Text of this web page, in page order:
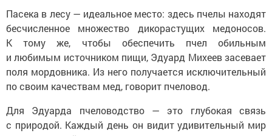
Пасека в лесу — идеальное место: здесь пчелы находят
бесчисленное множество дикорастущих медоносов.
К тому же, чтобы обеспечить пчел обильным
и любимым источником пищи, Эдуард Михеев засевает
поля мордовника. Из него получается исключительный
по своим качествам мед, говорит пчеловод.
Для Эдуарда пчеловодство — это глубокая связь
с природой. Каждый день он видит удивительный мир